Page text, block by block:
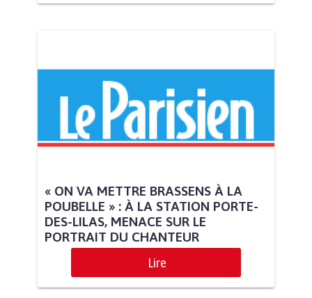
« ON VA METTRE BRASSENS À LA
POUBELLE » : À LA STATION PORTE-
DES-LILAS, MENACE SUR LE
PORTRAIT DU CHANTEUR
Lire